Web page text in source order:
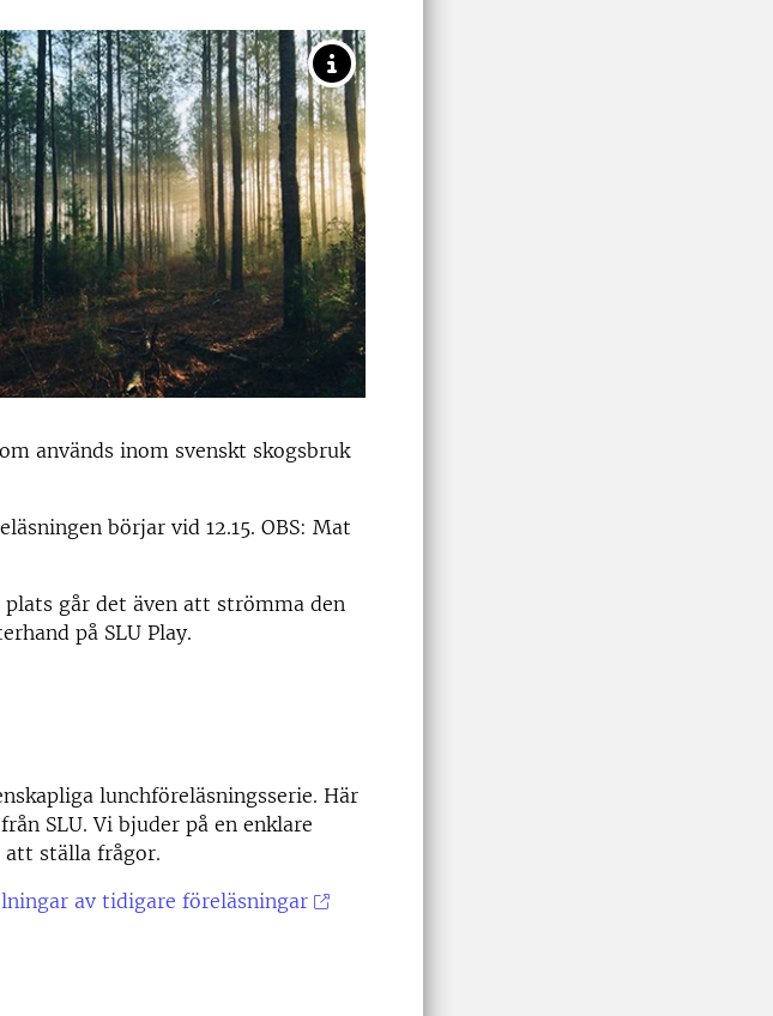
används inom svenskt skogsbruk
börjar vid 12.15. OBS: Mat
går det även att strömma den
på SLU Play.
lunchföreläsningsserie. Här
SLU. Vi bjuder på en enklare
ställa frågor.
av tidigare föreläsningar